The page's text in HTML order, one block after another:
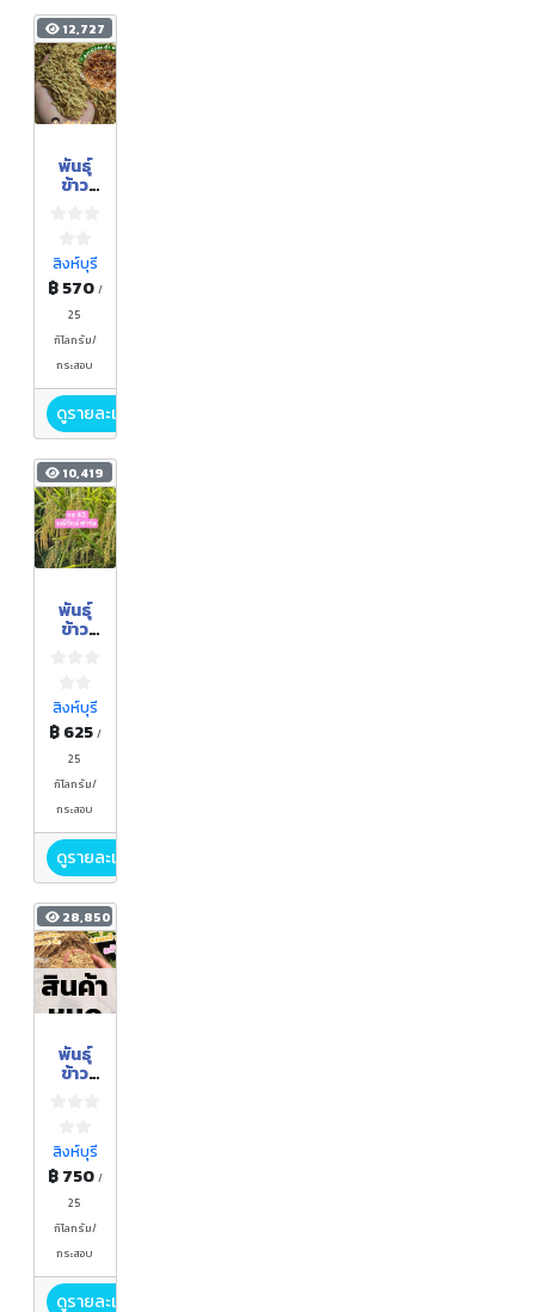
12,727
พันธุ์
ข้าว
พันธุ์
ขยาย
ลำดับ1
)
สิงห์บุรี
฿ 570 /
25
กิโลกรัม/
กระสอบ
ดูรายละเอียด
10,419
พันธุ์
ข้าว
พันธุ์
ขยาย
ลำดับ1
)
สิงห์บุรี
฿ 625 /
25
กิโลกรัม/
กระสอบ
ดูรายละเอียด
28,850
สินค้า
หมด
พันธุ์
ข้าว
5 (ชั้น
พันธุ์
ขยาย
ลำดับ1
)
สิงห์บุรี
฿ 750 /
25
กิโลกรัม/
กระสอบ
ดูรายละเอียด